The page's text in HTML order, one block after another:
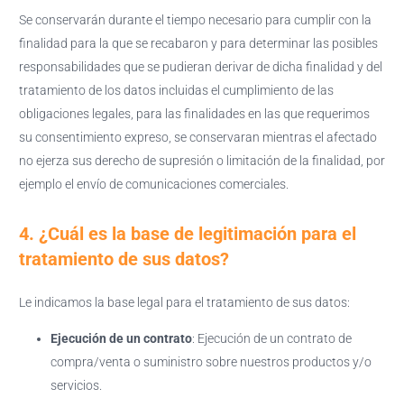
Se conservarán durante el tiempo necesario para cumplir con la
finalidad para la que se recabaron y para determinar las posibles
responsabilidades que se pudieran derivar de dicha finalidad y del
tratamiento de los datos incluidas el cumplimiento de las
obligaciones legales, para las finalidades en las que requerimos
su consentimiento expreso, se conservaran mientras el afectado
no ejerza sus derecho de supresión o limitación de la finalidad, por
ejemplo el envío de comunicaciones comerciales.
4. ¿Cuál es la base de legitimación para el
tratamiento de sus datos?
Le indicamos la base legal para el tratamiento de sus datos:
Ejecución de un contrato: Ejecución de un contrato de
compra/venta o suministro sobre nuestros productos y/o
servicios.